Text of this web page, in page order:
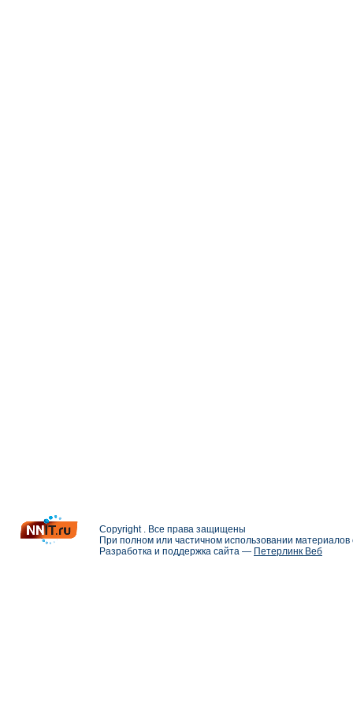
Copyright . Все права защищены
При полном или частичном использовании
Разработка и поддержка сайта — Петерлинк Веб